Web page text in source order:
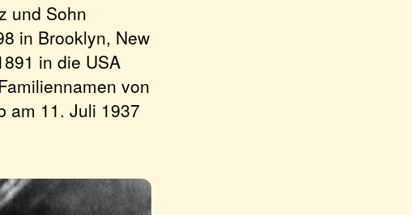
und Sohn
in Brooklyn, New
in die USA
von
am 11. Juli 1937